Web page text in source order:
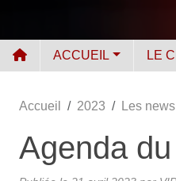
ACCUEIL LE
Accueil 2023 Les news
Agenda